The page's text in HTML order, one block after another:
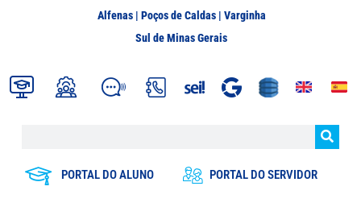
Alfenas | Poços de Caldas | Varginha
Sul de Minas Gerais
PORTAL DO ALUNO PORTAL DO SERVIDOR